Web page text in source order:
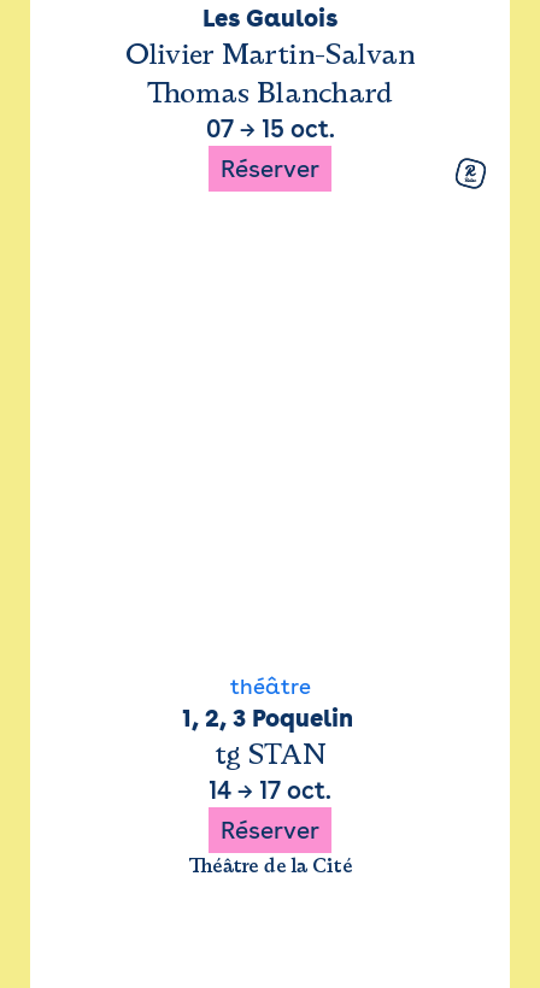
Les Gaulois
Olivier Martin-Salvan
Thomas Blanchard
07→ 15 oct.
Réserver
théâtre
1, 2, 3 Poquelin
tg STAN
14 → 17 oct.
Réserver
Théâtre de la Cité